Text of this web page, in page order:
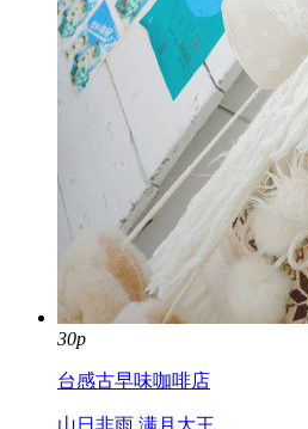
30p
台感古早味咖啡店
山日非雨 满月大王